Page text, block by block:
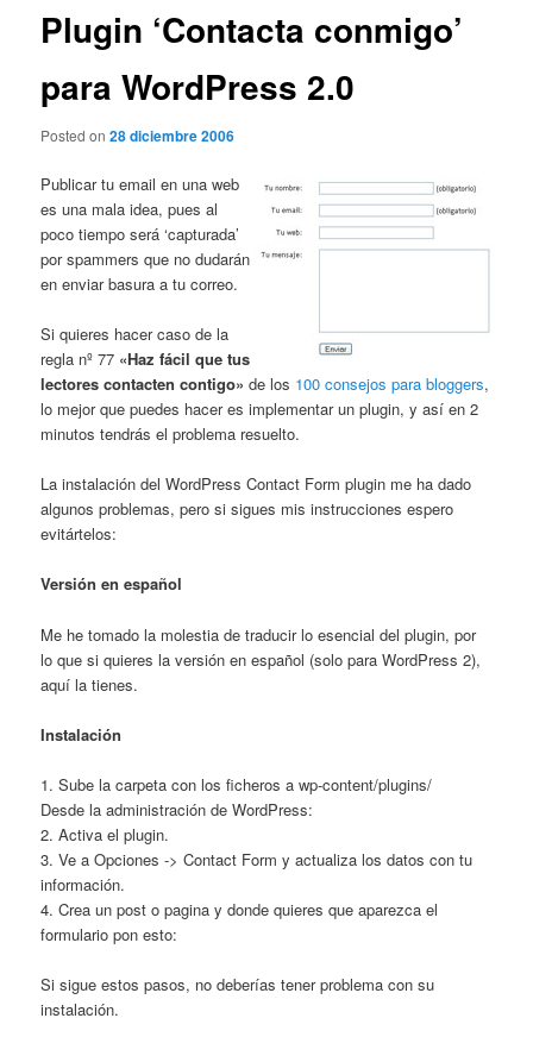
Plugin ‘Contacta conmigo’
para WordPress 2.0
Posted on28 diciembre 2006
Publicar tu email en una web
es una mala idea, pues al
poco tiempo será ‘capturada’
por spammers que no dudarán
en enviar basura a tu correo.
Si quieres hacer caso de la
regla nº 77 «Haz fácil que tus
lectores contacten contigo» de los 100 consejos para bloggers,
lo mejor que puedes hacer es implementar un plugin, y así en 2
minutos tendrás el problema resuelto.
La instalación del WordPress Contact Form plugin me ha dado
algunos problemas, pero si sigues mis instrucciones espero
evitártelos:
Versión en español
Me he tomado la molestia de traducir lo esencial del plugin, por
lo que si quieres la versión en español (solo para WordPress 2),
aquí la tienes.
Instalación
1. Sube la carpeta con los ficheros a wp-content/plugins/
Desde la administración de WordPress:
2. Activa el plugin.
3. Ve a Opciones -> Contact Form y actualiza los datos con tu
información.
4. Crea un post o pagina y donde quieres que aparezca el
formulario pon esto:
Si sigue estos pasos, no deberías tener problema con su
instalación.